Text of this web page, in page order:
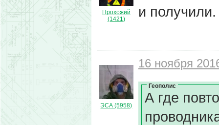
Прохожий
(1421)
и
ЭСА (5958)
16 ноября
Геополис
А где